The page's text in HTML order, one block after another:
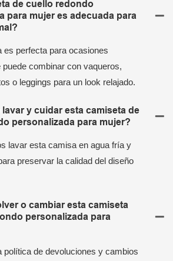
de cuello redondo
para mujer es adecuada para
es perfecta para ocasiones
combinar con vaqueros,
o leggings para un look relajado.
y cuidar esta camiseta de
personalizada para mujer?
lavar esta camisa en agua fría y
preservar la calidad del diseño
o cambiar esta camiseta
personalizada para
política de devoluciones y cambios